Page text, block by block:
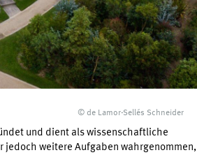
© de Lamor-Sellés Schneider
und dient als wissenschaftliche
jedoch weitere Aufgaben wahrgenommen,